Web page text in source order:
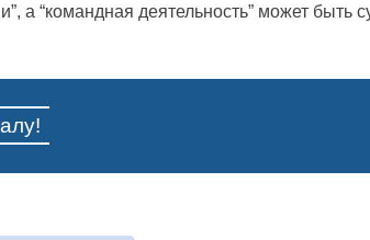
а “командная деятельность” может быть